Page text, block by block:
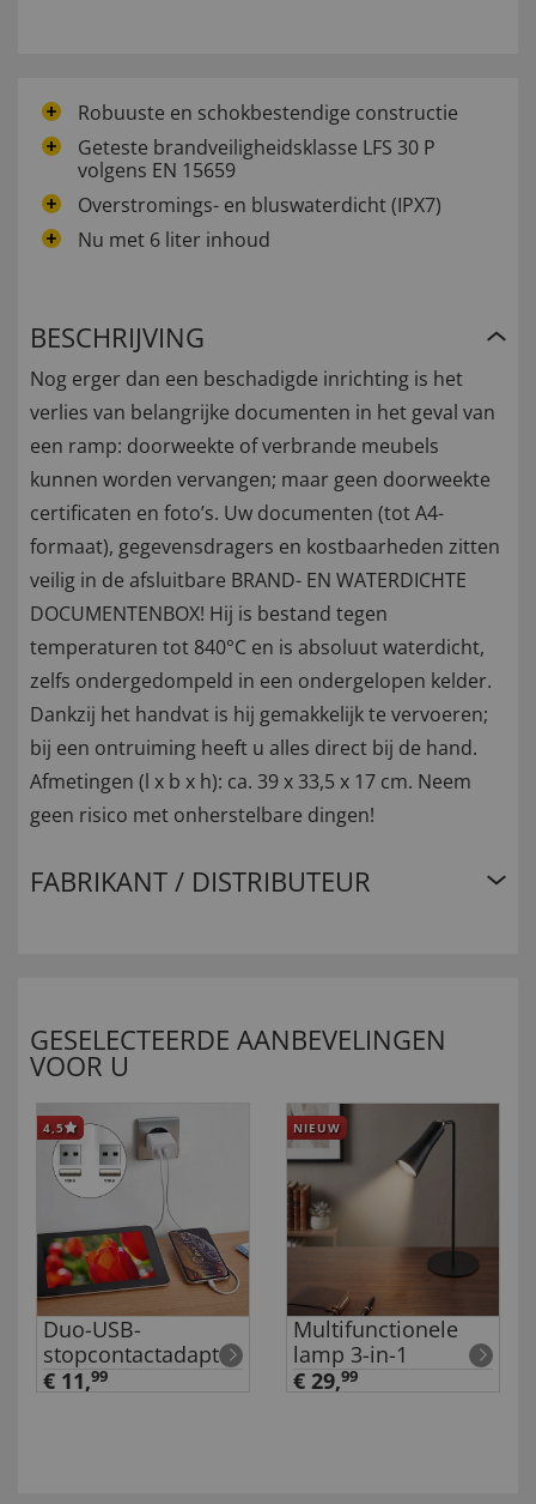
Robuuste en schokbestendige constructie
Geteste brandveiligheidsklasse LFS 30 P
volgens EN 15659
Overstromings- en bluswaterdicht (IPX7)
Nu met 6 liter inhoud
BESCHRIJVING
Nog erger dan een beschadigde inrichting is het
verlies van belangrijke documenten in het geval van
een ramp: doorweekte of verbrande meubels
kunnen worden vervangen; maar geen doorweekte
certificaten en foto’s. Uw documenten (tot A4-
formaat), gegevensdragers en kostbaarheden zitten
veilig in de afsluitbare BRAND- EN WATERDICHTE
DOCUMENTENBOX! Hij is bestand tegen
temperaturen tot 840°C en is absoluut waterdicht,
zelfs ondergedompeld in een ondergelopen kelder.
Dankzij het handvat is hij gemakkelijk te vervoeren;
bij een ontruiming heeft u alles direct bij de hand.
Afmetingen (l x b x h): ca. 39 x 33,5 x 17 cm. Neem
geen risico met onherstelbare dingen!
FABRIKANT / DISTRIBUTEUR
GESELECTEERDE AANBEVELINGEN
VOOR U
4,5
Duo-USB-
stopcontactadapter
€ 11,99
NIEUW
Multifunctionele
lamp 3-in-1
€ 29,99